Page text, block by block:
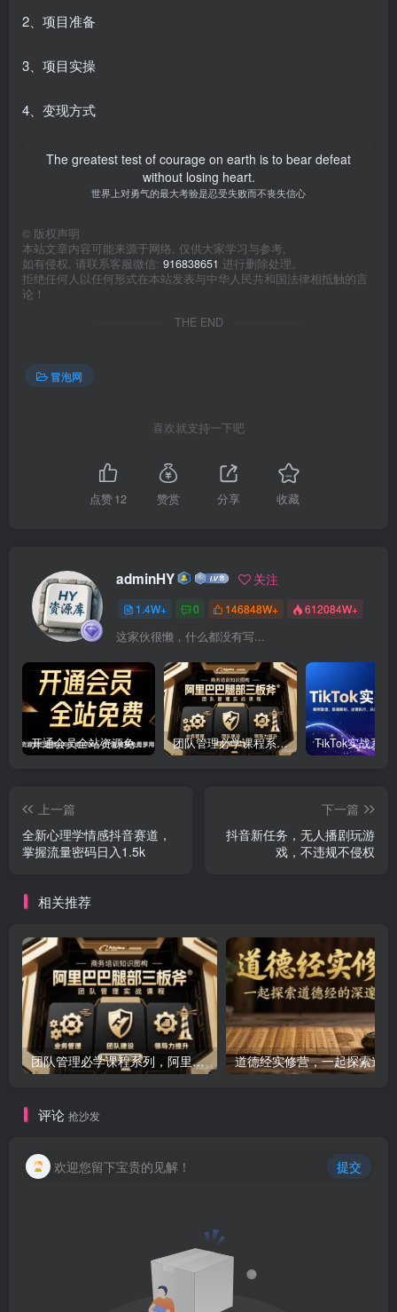
2、项目准备
3、项目实操
4、变现方式
The greatest test of courage on earth is to bear defeat
without losing heart.
世界上对勇气的最大考验是忍受失败而不丧失信心
© 版权声明
本站文章内容可能来源于网络, 仅供大家学习与参考,
如有侵权, 请联系客服微信: 916838651 进行删除处理。
拒绝任何人以任何形式在本站发表与中华人民共和国法律相抵触的言
论！
THE END
冒泡网
喜欢就支持一下吧
点赞12 赞赏 分享 收藏
adminHY 关注
1.4W+ 0 146848W+ 612084W+
这家伙很懒，什么都没有写...
开通会员全站资源免费下载 开通VIP会员 HY资源库 团队管理必学课程系列，阿里巴巴“腿部三板斧”
上一篇
全新心理学情感抖音赛道，
掌握流量密码日入1.5k
下一篇
抖音新任务，无人播剧玩游
戏，不违规不侵权
相关推荐
团队管理必学课程系列，阿里巴巴“腿部三板斧”
评论 抢沙发
欢迎您留下宝贵的见解！ 提交